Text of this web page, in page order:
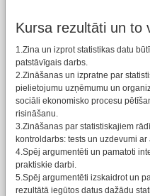
Kursa rezultāti un to
1.Zina un izprot statistikas datu
patstāvīgais darbs.
2.Zināšanas un izpratne par
pielietojumu uzņēmumu un
sociāli ekonomisko procesu
risināšanu.
3.Zināšanas par statistiskajiem
kontroldarbs: tests un uzdevumi
4.Spēj argumentēti un pamatoti
praktiskie darbi.
5.Spēj argumentēti izskaidrot un
rezultātā iegūtos datus dažādu